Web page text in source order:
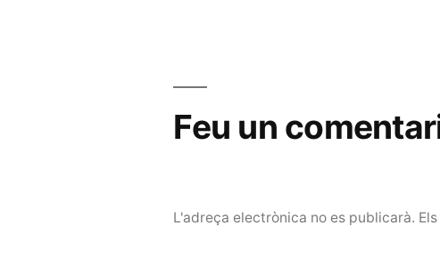
Feu un
L'adreça electrònica no es publicarà.